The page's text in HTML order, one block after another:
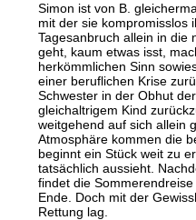
Simon ist von B.
mit der sie kompromisslos
Tagesanbruch allein in die
geht, kaum etwas isst,
herkömmlichen Sinn
einer beruflichen Krise
Schwester in der Obhut
gleichaltrigem Kind
weitgehend auf sich allein
Atmosphäre kommen die
beginnt ein Stück weit zu
tatsächlich aussieht.
findet die
Ende. Doch mit der
Rettung lag.